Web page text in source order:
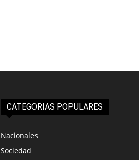
CATEGORIAS POPULARES
Nacionales
Sociedad